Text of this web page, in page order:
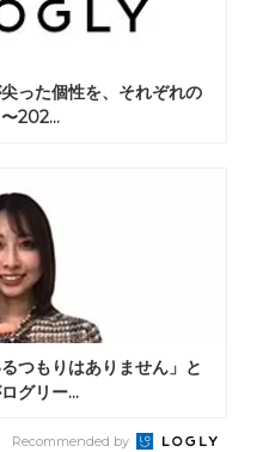
った個性を、それぞれの
202...
つもりはありません」と
グリー...
Recommended by